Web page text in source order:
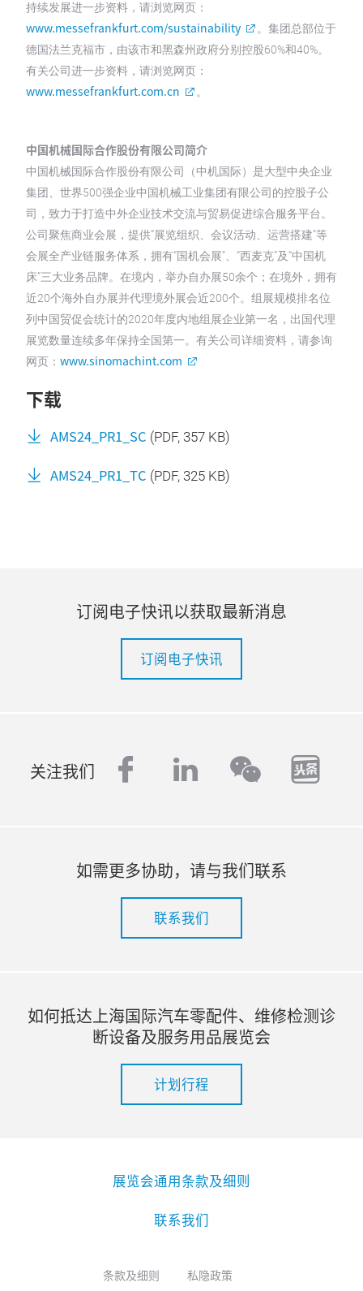
持续发展进一步资料，请浏览网页：
www.messefrankfurt.com/sustainability
。集团总部位于
德国法兰克福市，由该市和黑森州政府分别控股60%和40%。
有关公司进一步资料，请浏览网页：
www.messefrankfurt.com.cn 。
中国机械国际合作股份有限公司简介
中国机械国际合作股份有限公司（中机国际）是大型中央企业
集团、世界500强企业中国机械工业集团有限公司的控股子公
司，致力于打造中外企业技术交流与贸易促进综合服务平台。
公司聚焦商业会展，提供“展览组织、会议活动、运营搭建”等
会展全产业链服务体系，拥有“国机会展”、“西麦克”及“中国机
床”三大业务品牌。在境内，举办自办展50余个；在境外，拥有
近20个海外自办展并代理境外展会近200个。组展规模排名位
列中国贸促会统计的2020年度内地组展企业第一名，出国代理
展览数量连续多年保持全国第一。有关公司详细资料，请参询
网页： www.sinomachint.com
下载
AMS24_PR1_SC (PDF, 357 KB)
AMS24_PR1_TC (PDF, 325 KB)
订阅电子快讯以获取最新消息
订阅电子快讯
关注我们 facebook
linkedinwechat
如需更多协助，请与我们联系
联系我们
如何抵达上海国际汽车零配件、维修检测诊
断设备及服务用品展览会
计划行程
展览会通用条款及细则
联系我们
条款及细则 私隐政策